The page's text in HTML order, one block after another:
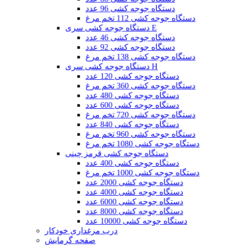
دستگاه جوجه کشی 96 عدد
دستگاه جوجه کشی 112 تخم مرغ
دستگاه جوجه کشی سری E
دستگاه جوجه کشی 46 عدد
دستگاه جوجه کشی 92 عدد
دستگاه جوجه کشی 138 تخم مرغ
دستگاه جوجه کشی سری H
دستگاه جوجه کشی 120 عدد
دستگاه جوجه کشی 360 تخم مرغ
دستگاه جوجه کشی 480 عدد
دستگاه جوجه کشی 600 عدد
دستگاه جوجه کشی 720 تخم مرغ
دستگاه جوجه کشی 840 عدد
دستگاه جوجه کشی 960 تخم مرغ
دستگاه جوجه کشی 1080 تخم مرغ
دستگاه جوجه کشی قرمز چینی
دستگاه جوجه کشی 400 عدد
دستگاه جوجه کشی 1000 تخم مرغ
دستگاه جوجه کشی 2000 عدد
دستگاه جوجه کشی 4000 عدد
دستگاه جوجه کشی 6000 عدد
دستگاه جوجه کشی 8000 عدد
دستگاه جوجه کشی 10000 عدد
درب مرغداری خودکار
صفحه گرمایش